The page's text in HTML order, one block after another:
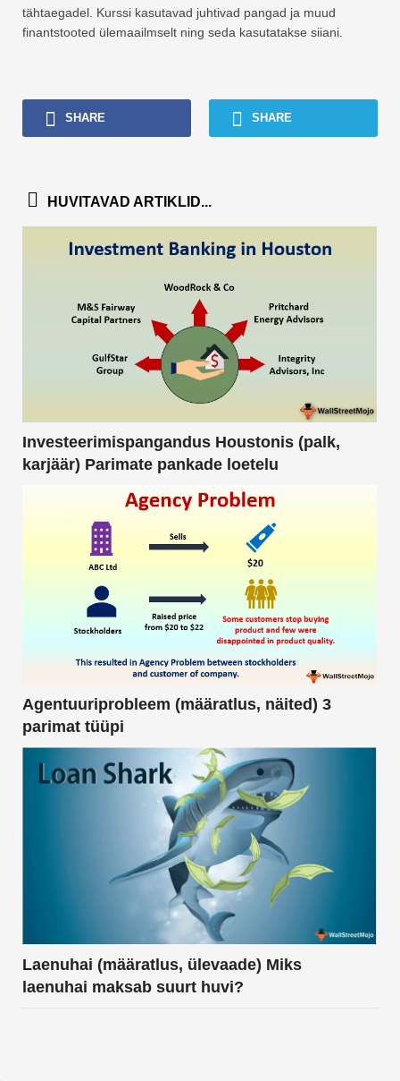
tähtaegadel. Kurssi kasutavad juhtivad pangad ja muud
finantstooted ülemaailmselt ning seda kasutatakse siiani.
SHARE SHARE
HUVITAVAD ARTIKLID...
Investeerimispangandus Houstonis (palk,
karjäär) Parimate pankade loetelu
Agentuuriprobleem (määratlus, näited) 3
parimat tüüpi
Laenuhai (määratlus, ülevaade) Miks
laenuhai maksab suurt huvi?